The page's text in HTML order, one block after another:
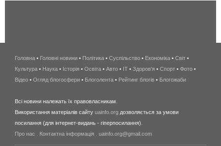
беспроводной
интернет
киев
wimax
в
Головна • Головні новини • Політика • Суспільство • Економіка • Світ •
Культура • Наука • Історія • Освіта • Авто • IT • Здоров'я • Спорт • Фото •
Відео • Огляд блогосфери • Блоголента • Рейтинг блогів • Блогожаби
Всі новини належать їх правовласникам.
Використання матеріалів сайту uainfo.org дозволяється за умови
посилання (для інтернет-видань - гіперпосилання).
Про нас
Контактна інформація uainfo.org@gmail.com